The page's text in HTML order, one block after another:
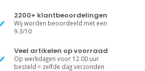
2200+ klantbeoordelingen
Wij worden beoordeeld met een
9.3/10
Veel artikelen op voorraad
Op werkdagen voor 12.00 uur
besteld = zelfde dag verzonden